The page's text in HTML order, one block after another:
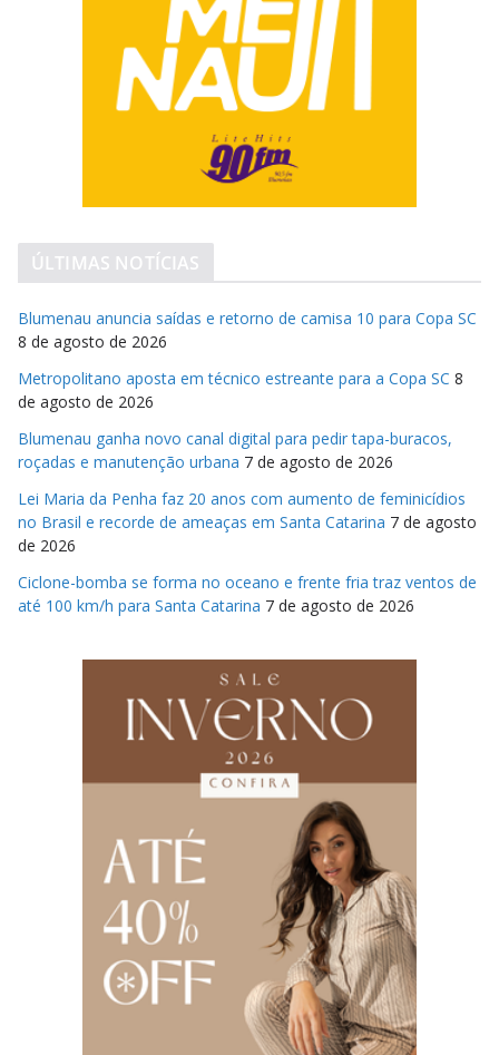
ÚLTIMAS NOTÍCIAS
Blumenau anuncia saídas e retorno de camisa 10 para Copa SC
8 de agosto de 2026
Metropolitano aposta em técnico estreante para a Copa SC 8
de agosto de 2026
Blumenau ganha novo canal digital para pedir tapa-buracos,
roçadas e manutenção urbana 7 de agosto de 2026
Lei Maria da Penha faz 20 anos com aumento de feminicídios
no Brasil e recorde de ameaças em Santa Catarina 7 de agosto
de 2026
Ciclone-bomba se forma no oceano e frente fria traz ventos de
até 100 km/h para Santa Catarina 7 de agosto de 2026